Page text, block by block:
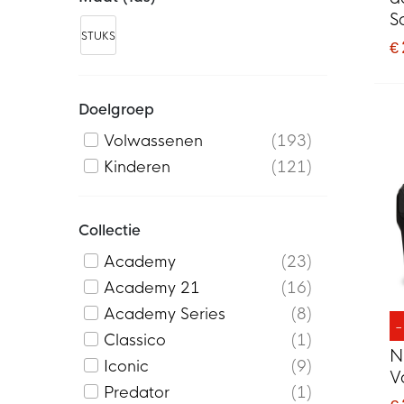
€
STUKS
Doelgroep
Volwassenen
193
Kinderen
121
Collectie
Academy
23
Academy 21
16
Academy Series
8
Classico
1
Iconic
9
Predator
1